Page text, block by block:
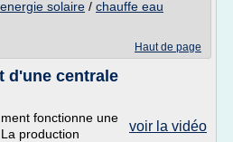
solaire / chauffe eau
Haut de page
d'une centrale
voir la vidéo
fonctionne une
production